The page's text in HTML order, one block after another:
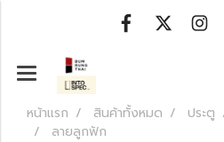
หน้าแรก สินค้าทั้งหมด ประตู
ลายลูกฟัก